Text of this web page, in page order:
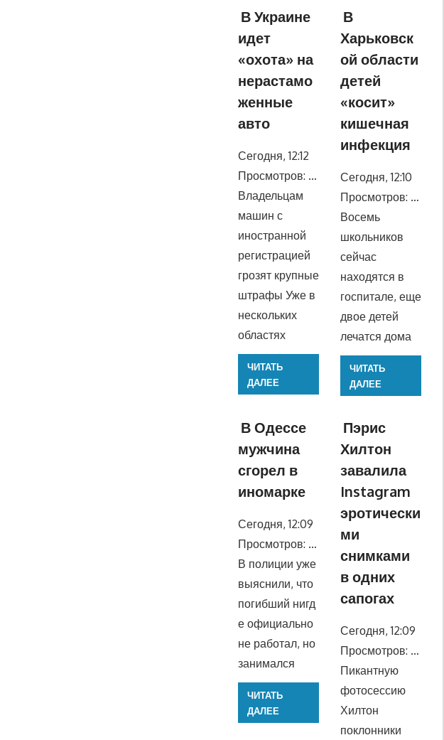
В Украине
идет
«охота» на
нерастамо
женные
авто
Сегодня, 12:12
Просмотров: …
Владельцам
машин с
иностранной
регистрацией
грозят крупные
штрафы Уже в
нескольких
областях
ЧИТАТЬ
ДАЛЕЕ
В
Харьковск
ой области
детей
«косит»
кишечная
инфекция
Сегодня, 12:10
Просмотров: …
Восемь
школьников
сейчас
находятся в
госпитале, еще
двое детей
лечатся дома
ЧИТАТЬ
ДАЛЕЕ
В Одессе
мужчина
сгорел в
иномарке
Сегодня, 12:09
Просмотров: …
В полиции уже
выяснили, что
погибший нигд
е официально
не работал, но
занимался
ЧИТАТЬ
ДАЛЕЕ
Пэрис
Хилтон
завалила
Instagram
эротически
ми
снимками
в одних
сапогах
Сегодня, 12:09
Просмотров: …
Пикантную
фотосессию
Хилтон
поклонники